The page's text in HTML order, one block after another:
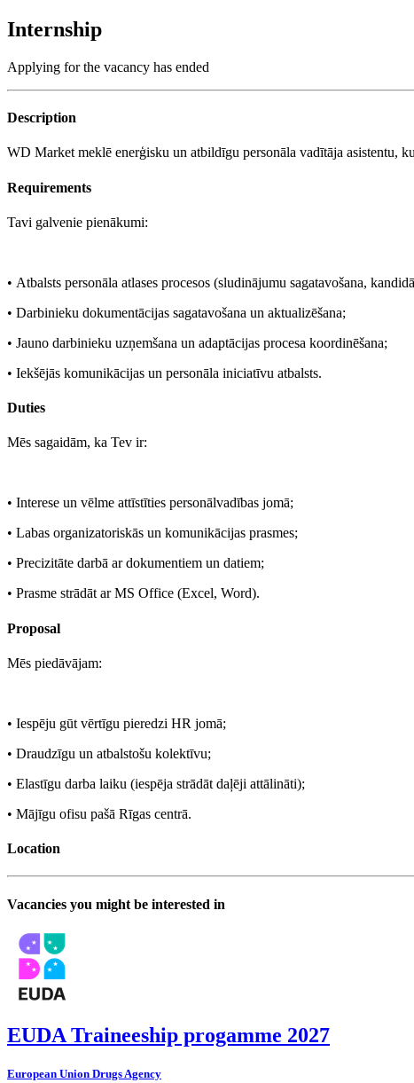
Internship
Applying for the vacancy has ended
Description
WD Market meklē enerģisku un atbildīgu personāla vadītāja asistentu,
Requirements
Tavi galvenie pienākumi:
• Atbalsts personāla atlases procesos (sludinājumu sagatavošana,
• Darbinieku dokumentācijas sagatavošana un aktualizēšana;
• Jauno darbinieku uzņemšana un adaptācijas procesa koordinēšana;
• Iekšējās komunikācijas un personāla iniciatīvu atbalsts.
Duties
Mēs sagaidām, ka Tev ir:
• Interese un vēlme attīstīties personālvadības jomā;
• Labas organizatoriskās un komunikācijas prasmes;
• Precizitāte darbā ar dokumentiem un datiem;
• Prasme strādāt ar MS Office (Excel, Word).
Proposal
Mēs piedāvājam:
• Iespēju gūt vērtīgu pieredzi HR jomā;
• Draudzīgu un atbalstošu kolektīvu;
• Elastīgu darba laiku (iespēja strādāt daļēji attālināti);
• Mājīgu ofisu pašā Rīgas centrā.
Location
Vacancies you might be interested in
EUDA Traineeship progamme 2027
European Union Drugs Agency